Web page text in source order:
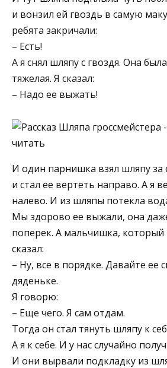
и вонзил ей гвоздь в самую
ребята закричали:
– Есть!
А я снял шляпу с гвоздя. Она
тяжелая. Я сказал:
– Надо ее выжать!
И один парнишка взял шляпу
и стал ее вертеть направо. А я
налево. И из шляпы потекла
Мы здорово ее выжали, она
поперек. А мальчишка, который
сказал:
– Ну, все в порядке. Давайте ее
дяденьке.
Я говорю:
– Еще чего. Я сам отдам.
Тогда он стал тянуть шляпу к
А я к себе. И у нас случайно
И они вырвали подкладку из